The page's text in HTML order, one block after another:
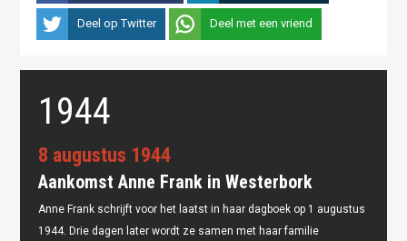
Deel op Twitter Deel met een vriend
1944
8 augustus 1944
Aankomst Anne Frank in Westerbork
Anne Frank schrijft voor het laatst in haar dagboek op 1 augustus
1944. Drie dagen later wordt ze samen met haar familie